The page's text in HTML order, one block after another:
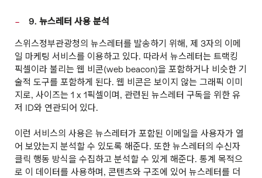
9. 뉴스레터 사용 분석
스위스정부관광청의 뉴스레터를 발송하기 위해, 제 3자의 이메
일 마케팅 서비스를 이용하고 있다. 따라서 뉴스레터는 트랙킹
픽셀이라 불리는 웹 비콘(web beacon)을 포함하거나 비슷한 기
술적 도구를 포함하게 된다. 웹 비콘은 보이지 않는 그래픽 이미
지로, 사이즈는 1 x 1픽셀이며, 관련된 뉴스레터 구독을 위한 유
저 ID와 연관되어 있다.
이런 서비스의 사용은 뉴스레터가 포함된 이메일을 사용자가 열
어 보았는지 분석할 수 있도록 해준다. 또한 뉴스레터의 수신자
클릭 행동 방식을 수집하고 분석할 수 있게 해준다. 통계 목적으
로 이 데이터를 사용하며, 콘텐츠와 구조에 있어 뉴스레터를 더